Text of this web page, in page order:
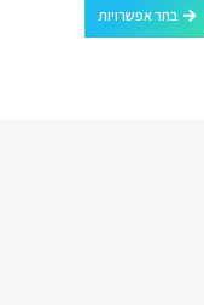
בחר אפשרויות